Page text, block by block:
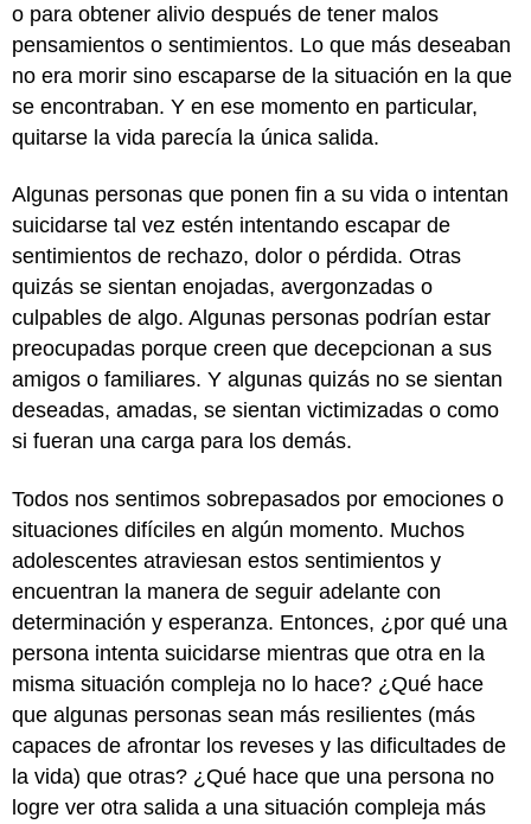
o para obtener alivio después de tener malos
pensamientos o sentimientos. Lo que más deseaban
no era morir sino escaparse de la situación en la que
se encontraban. Y en ese momento en particular,
quitarse la vida parecía la única salida.
Algunas personas que ponen fin a su vida o intentan
suicidarse tal vez estén intentando escapar de
sentimientos de rechazo, dolor o pérdida. Otras
quizás se sientan enojadas, avergonzadas o
culpables de algo. Algunas personas podrían estar
preocupadas porque creen que decepcionan a sus
amigos o familiares. Y algunas quizás no se sientan
deseadas, amadas, se sientan victimizadas o como
si fueran una carga para los demás.
Todos nos sentimos sobrepasados por emociones o
situaciones difíciles en algún momento. Muchos
adolescentes atraviesan estos sentimientos y
encuentran la manera de seguir adelante con
determinación y esperanza. Entonces, ¿por qué una
persona intenta suicidarse mientras que otra en la
misma situación compleja no lo hace? ¿Qué hace
que algunas personas sean más resilientes (más
capaces de afrontar los reveses y las dificultades de
la vida) que otras? ¿Qué hace que una persona no
logre ver otra salida a una situación compleja más